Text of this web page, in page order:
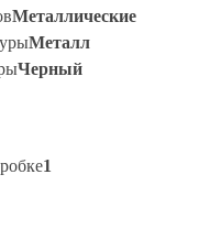
Металлические
Металл
Черный
1